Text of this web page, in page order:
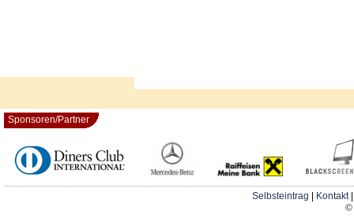
Sponsoren/Partner
Selbsteintrag Kontakt
©